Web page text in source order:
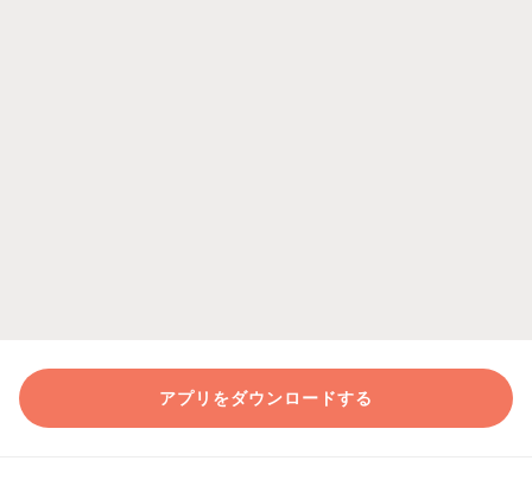
アプリをダウンロードする